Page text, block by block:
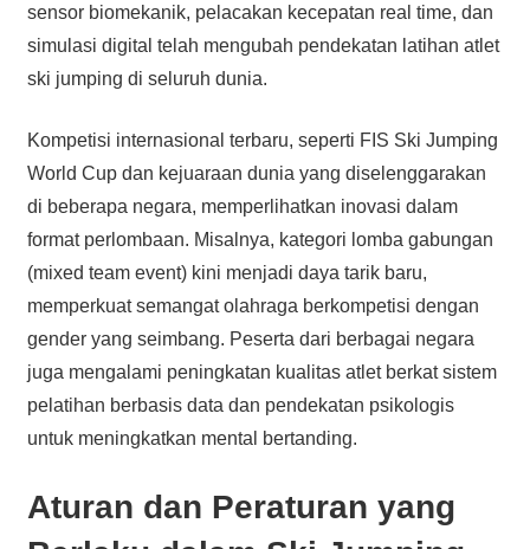
sensor biomekanik, pelacakan kecepatan real time, dan
simulasi digital telah mengubah pendekatan latihan atlet
ski jumping di seluruh dunia.
Kompetisi internasional terbaru, seperti FIS Ski Jumping
World Cup dan kejuaraan dunia yang diselenggarakan
di beberapa negara, memperlihatkan inovasi dalam
format perlombaan. Misalnya, kategori lomba gabungan
(mixed team event) kini menjadi daya tarik baru,
memperkuat semangat olahraga berkompetisi dengan
gender yang seimbang. Peserta dari berbagai negara
juga mengalami peningkatan kualitas atlet berkat sistem
pelatihan berbasis data dan pendekatan psikologis
untuk meningkatkan mental bertanding.
Aturan dan Peraturan yang